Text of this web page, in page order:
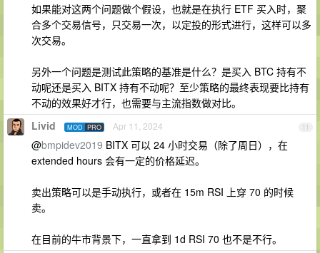
如果能对这两个问题做个假设，也就是在执行 ETF 买入时，聚
合多个交易信号，只交易一次，以定投的形式进行，这样可以多
次交易。
另外一个问题是测试此策略的基准是什么？是买入 BTC 持有不
动呢还是买入 BITX 持有不动呢？至少策略的最终表现要比持有
不动的效果好才行，也需要与主流指数做对比。
11
Livid MOD PRO Apr 11, 2024
@bmpidev2019 BITX 可以 24 小时交易（除了周日），在
extended hours 会有一定的价格延迟。
卖出策略可以是手动执行，或者在 15m RSI 上穿 70 的时候
卖。
在目前的牛市背景下，一直拿到 1d RSI 70 也不是不行。